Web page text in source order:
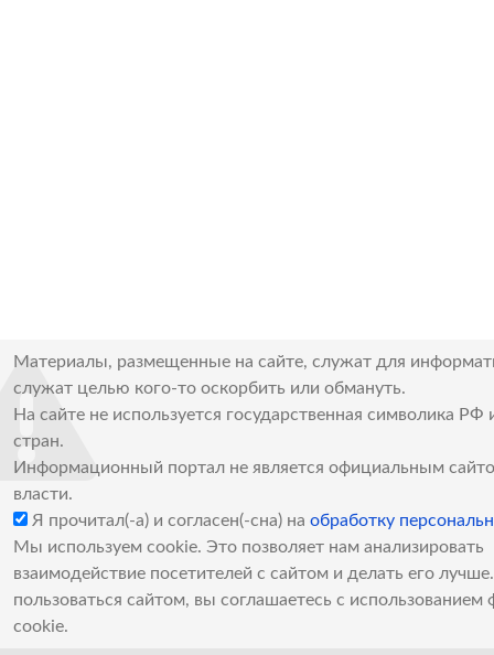
Материалы, размещенные на сайте, служат для
служат целью кого-то оскорбить или обмануть.
На сайте не используется государственная символика РФ
стран.
Информационный портал не является официальным
власти.
Я прочитал(-а) и согласен(-сна) на обработку
Мы используем cookie. Это позволяет нам анализировать
взаимодействие посетителей с сайтом и делать его
пользоваться сайтом, вы соглашаетесь с использованием
cookie.